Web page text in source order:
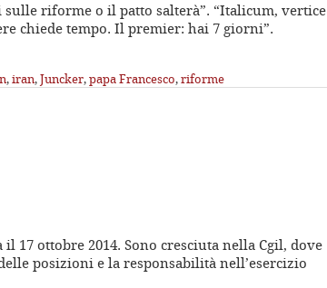
sulle riforme o il patto salterà”. “Italicum, vertice
chiede tempo. Il premier: hai 7 giorni”.
,iran,Juncker,papa Francesco,riforme
ottobre 2014. Sono cresciuta nella Cgil, dove
posizioni e la responsabilità nell’esercizio